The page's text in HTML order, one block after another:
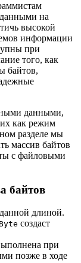
на
высокой
информации
при
того, как
байтов,
данными,
как режим
разделе мы
массив байтов
с файловыми
байтов
длиной.
создаст
при
позже в ходе